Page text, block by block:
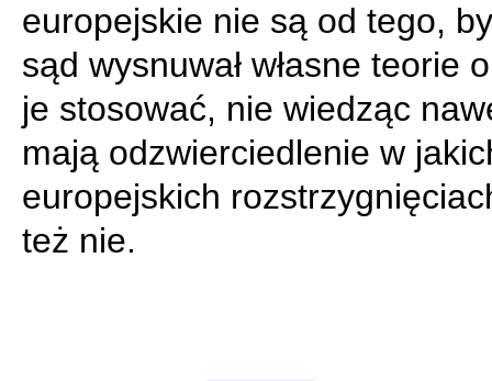
europejskie nie są od tego,
sąd wysnuwał własne teorie
je stosować, nie wiedząc
mają odzwierciedlenie w
europejskich
też nie.